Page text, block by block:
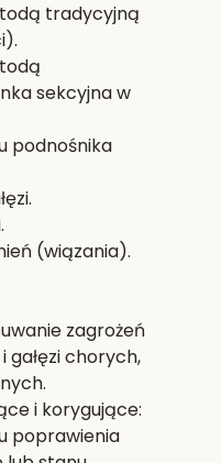
tradycyjną
sekcyjna w
podnośnika
(wiązania).
zagrożeń
chorych,
i korygujące:
poprawienia